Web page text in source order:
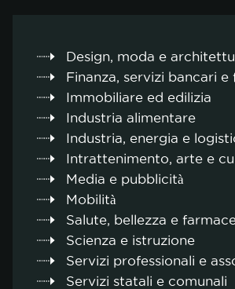
Design, moda e
Finanza, servizi bancari e
Immobiliare ed edilizia
Industria alimentare
Industria, energia e
Intrattenimento, arte e
Media e pubblicità
Mobilità
Salute, bellezza e
Scienza e istruzione
Servizi professionali e
Servizi statali e comunali